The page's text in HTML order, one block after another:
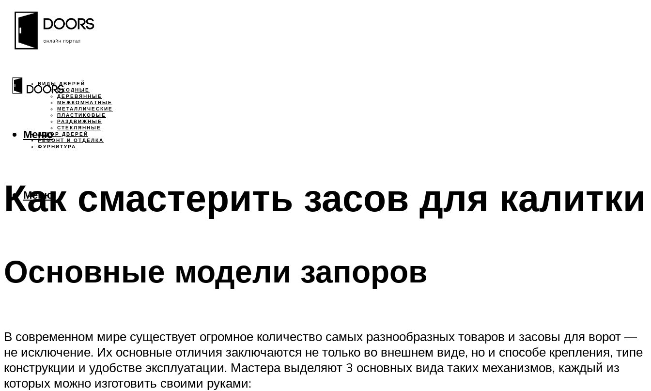
ВИДЫ ДВЕРЕЙ
ВХОДНЫЕ
ДЕРЕВЯННЫЕ
МЕЖКОМНАТНЫЕ
МЕТАЛЛИЧЕСКИЕ
ПЛАСТИКОВЫЕ
РАЗДВИЖНЫЕ
СТЕКЛЯННЫЕ
ДЕКОР ДВЕРЕЙ
РЕМОНТ И ОТДЕЛКА
ФУРНИТУРА
Меню
Меню
Как смастерить засов для калитки
Основные модели запоров
В современном мире существует огромное количество самых разнообразных товаров и засовы для ворот —
не исключение. Их основные отличия заключаются не только во внешнем виде, но и способе крепления, типе
конструкции и удобстве эксплуатации. Мастера выделяют 3 основных вида таких механизмов, каждый из
которых можно изготовить своими руками: